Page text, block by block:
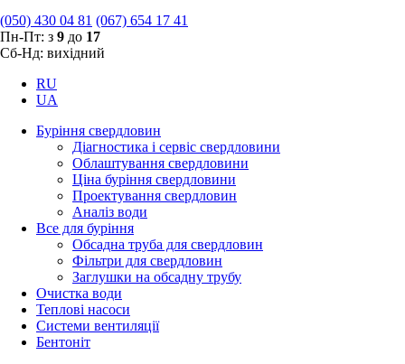
(050) 430 04 81 (067) 654 17 41
Пн-Пт: з 9 до 17
Сб-Нд: вихідний
RU
UA
Буріння свердловин
Діагностика і сервіс свердловини
Облаштування свердловини
Ціна буріння свердловини
Проектування свердловин
Аналіз води
Все для буріння
Обсадна труба для свердловин
Фільтри для свердловин
Заглушки на обсадну трубу
Очистка води
Теплові насоси
Системи вентиляції
Бентоніт